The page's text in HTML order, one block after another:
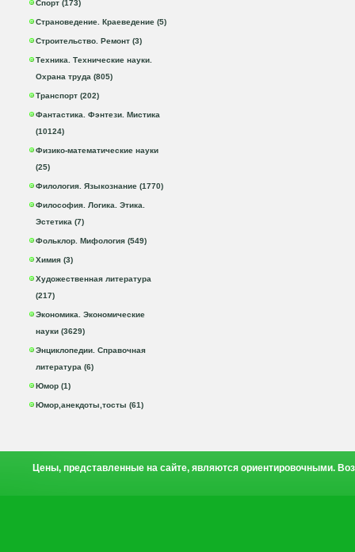
Спорт (173)
Страноведение. Краеведение (5)
Строительство. Ремонт (3)
Техника. Технические науки.
Охрана труда (805)
Транспорт (202)
Фантастика. Фэнтези. Мистика
(10124)
Физико-математические науки
(25)
Филология. Языкознание (1770)
Философия. Логика. Этика.
Эстетика (7)
Фольклор. Мифология (549)
Химия (3)
Художественная литература
(217)
Экономика. Экономические
науки (3629)
Энциклопедии. Справочная
литература (6)
Юмор (1)
Юмор,анекдоты,тосты (61)
Цены, представленные на сайте, являются ориентировочными.